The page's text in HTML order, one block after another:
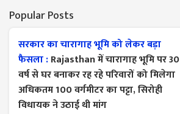
Popular Posts
सरकार का चारागाह भूमि को लेकर बड़ा
फैसला :Rajasthan में चारागाह भूमि पर 30
वर्ष से घर बनाकर रह रहे परिवारों को मिलेगा
अधिकतम 100 वर्गमीटर का पट्टा, सिरोही
विधायक ने उठाई थी मांग